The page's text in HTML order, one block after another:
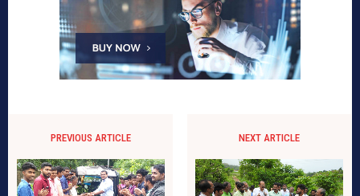
PREVIOUS ARTICLE NEXT ARTICLE